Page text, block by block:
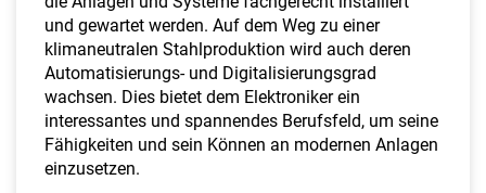
und gewartet werden. Auf dem Weg zu einer
klimaneutralen Stahlproduktion wird auch deren
Automatisierungs- und Digitalisierungsgrad
wachsen. Dies bietet dem Elektroniker ein
interessantes und spannendes Berufsfeld, um seine
Fähigkeiten und sein Können an modernen Anlagen
einzusetzen.